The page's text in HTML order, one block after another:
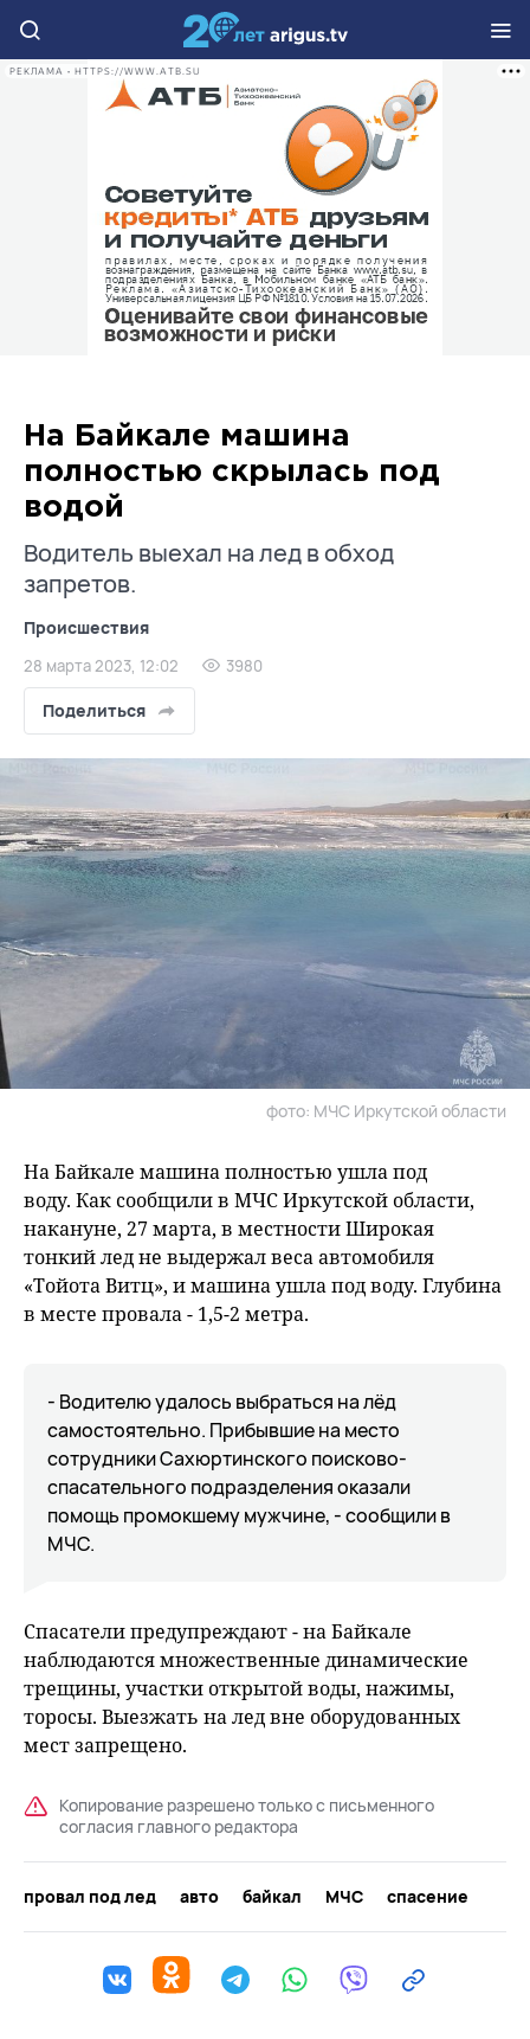
РЕКЛАМА • HTTPS://WWW.ATB.SU
На Байкале машина
полностью скрылась под
водой
Водитель выехал на лед в обход
запретов.
Происшествия
28 марта 2023, 12:02 3980
Поделиться
фото: МЧС Иркутской области
На Байкале машина полностью ушла под
воду. Как сообщили в МЧС Иркутской области,
накануне, 27 марта, в местности Широкая
тонкий лед не выдержал веса автомобиля
«Тойота Витц», и машина ушла под воду. Глубина
в месте провала - 1,5-2 метра.
- Водителю удалось выбраться на лёд
самостоятельно. Прибывшие на место
сотрудники Сахюртинского поисково-
спасательного подразделения оказали
помощь промокшему мужчине, - сообщили в
МЧС.
Спасатели предупреждают - на Байкале
наблюдаются множественные динамические
трещины, участки открытой воды, нажимы,
торосы. Выезжать на лед вне оборудованных
мест запрещено.
Копирование разрешено только с письменного
согласия главного редактора
провал под лед авто байкал МЧС спасение